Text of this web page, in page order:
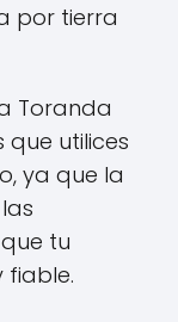
por tierra
Toranda
utilices
ya que la
tu
fiable.